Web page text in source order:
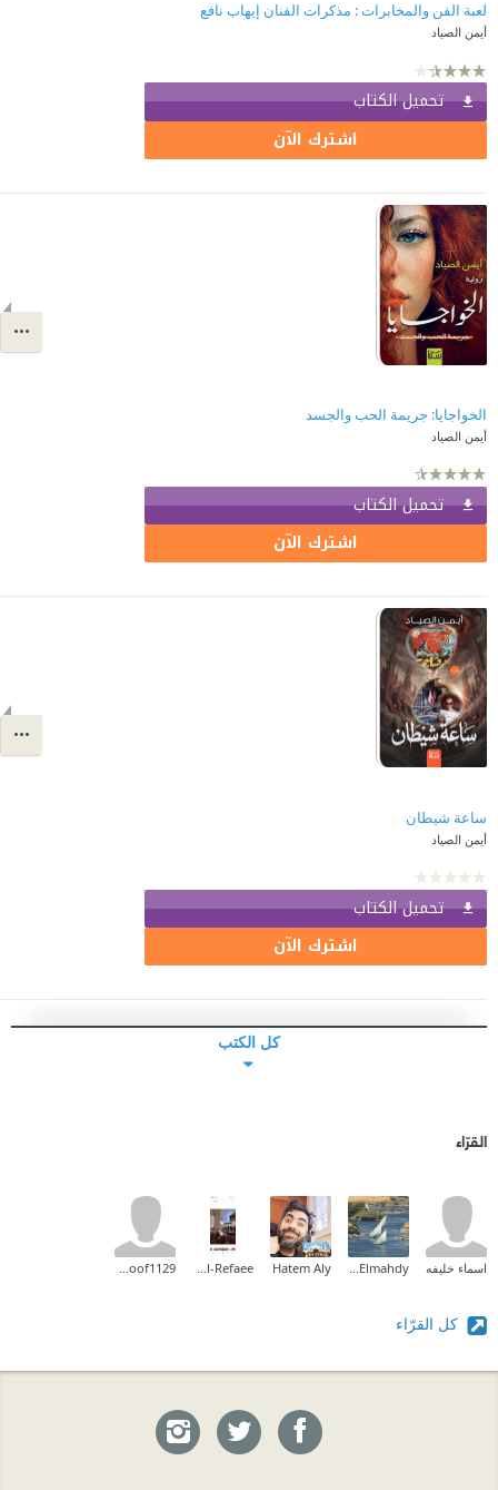
لعبة الفن والمخابرات : مذكرات الفنان إيهاب نافع
أيمن الصياد
تحميل الكتاب
اشترك الآن
الخواجايا: جريمة الحب والجسد
أيمن الصياد
تحميل الكتاب
اشترك الآن
ساعة شيطان
أيمن الصياد
تحميل الكتاب
اشترك الآن
كل الكتب
القرّاء
اسماء خليفه Eman Elmahdy
Hatem Aly
Fatma Al-Refaee
hanoof1129
كل القرّاء